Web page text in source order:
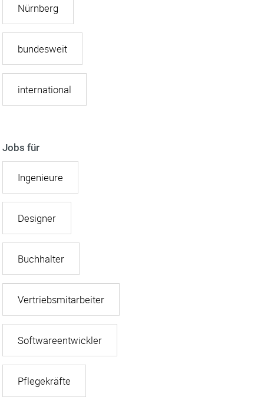
Nürnberg
bundesweit
international
Jobs für
Ingenieure
Designer
Buchhalter
Vertriebsmitarbeiter
Softwareentwickler
Pflegekräfte